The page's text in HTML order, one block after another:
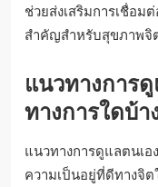
ช่วยส่งเสริมการเชื่อ
สำคัญสำหรับสุขภาพจิ
แนวทางการ
ทางการใดบ้
แนวทางการดูแลตนเอ
ความเป็นอยู่ที่ดีทางจิ